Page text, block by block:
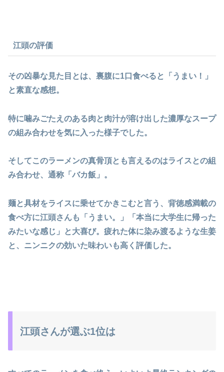
江頭の評価
その凶暴な見た目とは、裏腹に1口食べると「うまい！」
と素直な感想。
特に噛みごたえのある肉と肉汁が溶け出した濃厚なスープ
の組み合わせを気に入った様子でした。
そしてこのラーメンの真骨頂とも言えるのはライスとの組
み合わせ、通称「バカ飯」。
麺と具材をライスに乗せてかきこむと言う、背徳感満載の
食べ方に江頭さんも「うまい。」「本当に大学生に帰った
みたいな感じ」と大喜び。疲れた体に染み渡るような生姜
と、ニンニクの効いた味わいも高く評価した。
江頭さんが選ぶ1位は